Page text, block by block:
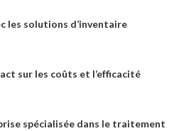
les solutions d’inventaire
sur les coûts et l’efficacité
spécialisée dans le traitement